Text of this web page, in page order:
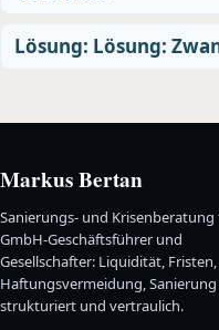
Lösung: Lösung:
Markus Bertan
Sanierungs- und Krisenberatung
GmbH-Geschäftsführer und
Gesellschafter: Liquidität, Fristen,
Haftungsvermeidung, Sanierung
strukturiert und vertraulich.